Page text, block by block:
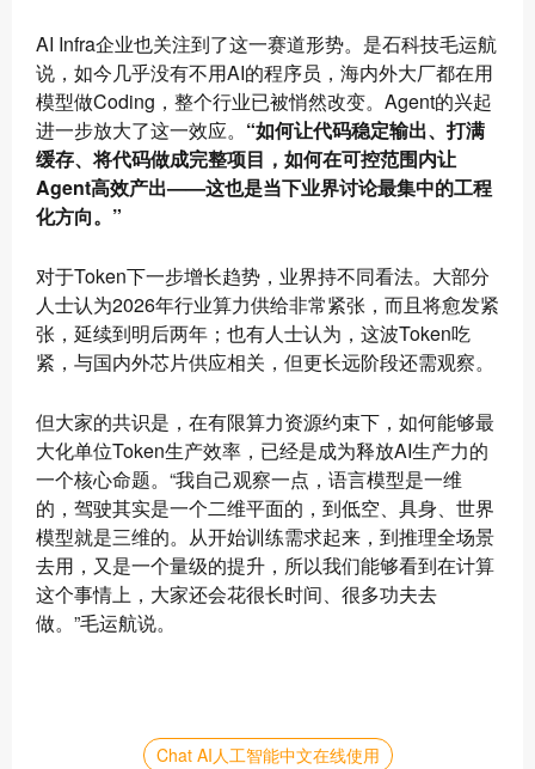
AI Infra企业也关注到了这一赛道形势。是石科技毛运航
说，如今几乎没有不用AI的程序员，海内外大厂都在用
模型做Coding，整个行业已被悄然改变。Agent的兴起
进一步放大了这一效应。 “如何让代码稳定输出、打满
缓存、将代码做成完整项目，如何在可控范围内让
Agent高效产出——这也是当下业界讨论最集中的工程
化方向。”
对于Token下一步增长趋势，业界持不同看法。大部分
人士认为2026年行业算力供给非常紧张，而且将愈发紧
张，延续到明后两年；也有人士认为，这波Token吃
紧，与国内外芯片供应相关，但更长远阶段还需观察。
但大家的共识是，在有限算力资源约束下，如何能够最
大化单位Token生产效率，已经是成为释放AI生产力的
一个核心命题。“我自己观察一点，语言模型是一维
的，驾驶其实是一个二维平面的，到低空、具身、世界
模型就是三维的。从开始训练需求起来，到推理全场景
去用，又是一个量级的提升，所以我们能够看到在计算
这个事情上，大家还会花很长时间、很多功夫去
做。”毛运航说。
Chat AI人工智能中文在线使用